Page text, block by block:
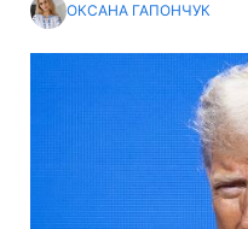
ОКСАНА ГАПОНЧУК